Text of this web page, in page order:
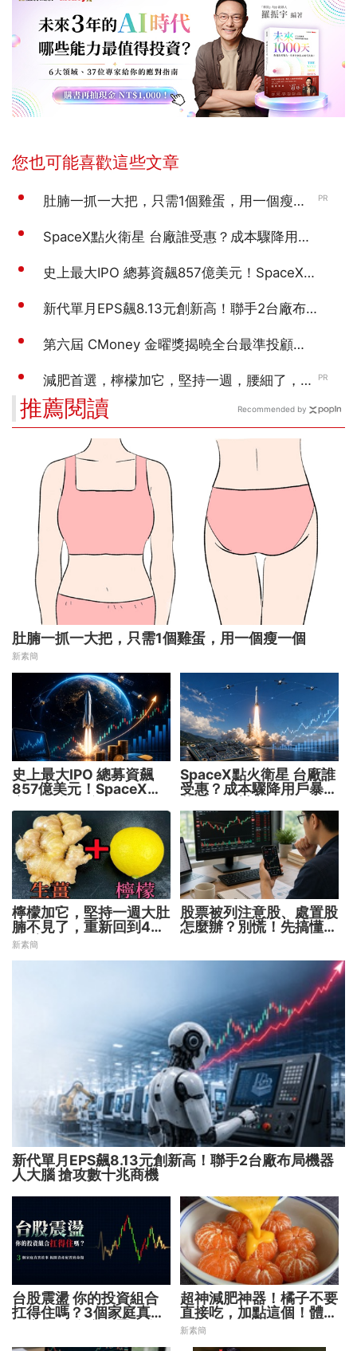
推薦閱讀
肚腩一抓一大把，只需1個雞蛋，用一個瘦一個
新素簡
史上最大IPO 總募資飆
857億美元！SpaceX升
SpaceX點火衛星 台廠誰
受惠？成本驟降用戶暴增
檸檬加它，堅持一週大肚
腩不見了，重新回到45
公斤
新素簡
股票被列注意股、處置股
怎麼辦？別慌！先搞懂背
新代單月EPS飆8.13元創新高！聯手2台廠布局機器
人大腦 搶攻數十兆商機
台股震盪 你的投資組合
扛得住嗎？3個家庭真實
超神減肥神器！橘子不要
直接吃，加點這個！體重
天天下降
新素簡
Recommended by